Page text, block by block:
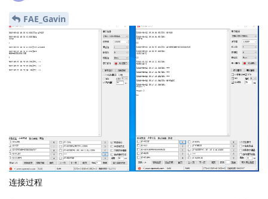
FAE_Gavin
连接过程